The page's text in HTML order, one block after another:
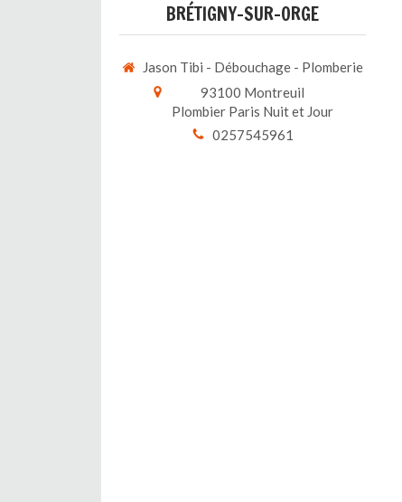
BRÉTIGNY-SUR-ORGE
Jason Tibi - Débouchage - Plomberie
93100 Montreuil
Plombier Paris Nuit et Jour
0257545961